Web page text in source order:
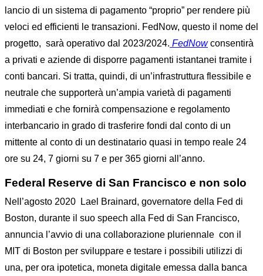
lancio di un sistema di pagamento “proprio” per rendere più
veloci ed efficienti le transazioni. FedNow, questo il nome del
progetto, sarà operativo dal 2023/2024. FedNow consentirà
a privati e aziende di disporre pagamenti istantanei tramite i
conti bancari. Si tratta, quindi, di un’infrastruttura flessibile e
neutrale che supporterà un’ampia varietà di pagamenti
immediati e che fornirà compensazione e regolamento
interbancario in grado di trasferire fondi dal conto di un
mittente al conto di un destinatario quasi in tempo reale 24
ore su 24, 7 giorni su 7 e per 365 giorni all’anno.
Federal Reserve di San Francisco e non solo
Nell’agosto 2020 Lael Brainard, governatore della Fed di
Boston, durante il suo speech alla Fed di San Francisco,
annuncia l’avvio di una collaborazione pluriennale con il
MIT di Boston per sviluppare e testare i possibili utilizzi di
una, per ora ipotetica, moneta digitale emessa dalla banca